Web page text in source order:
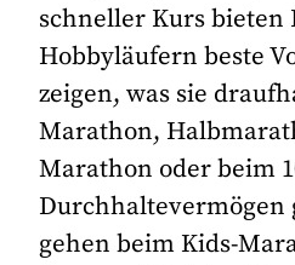
schneller Kurs bieten
Hobbyläufern beste
zeigen, was sie
Marathon,
Marathon oder beim
Durchhaltevermögen
gehen beim Kids-